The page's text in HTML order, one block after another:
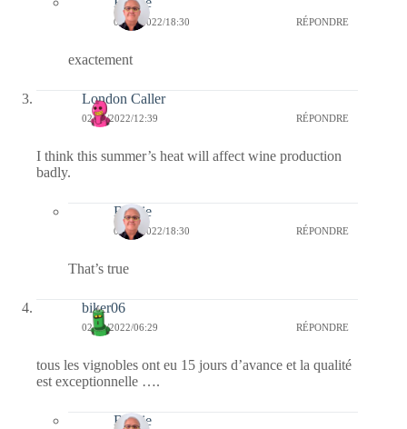
05/09/2022/18:30 RÉPONDRE
exactement
London Caller
02/09/2022/12:39 RÉPONDRE
I think this summer’s heat will affect wine production
badly.
Bernie
05/09/2022/18:30 RÉPONDRE
That’s true
biker06
02/09/2022/06:29 RÉPONDRE
tous les vignobles ont eu 15 jours d’avance et la qualité
est exceptionnelle ….
Bernie